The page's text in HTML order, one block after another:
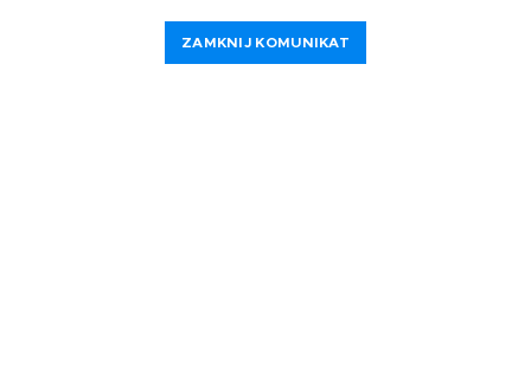
Trofea, puchary i medale
ZAMKNIJ KOMUNIKAT